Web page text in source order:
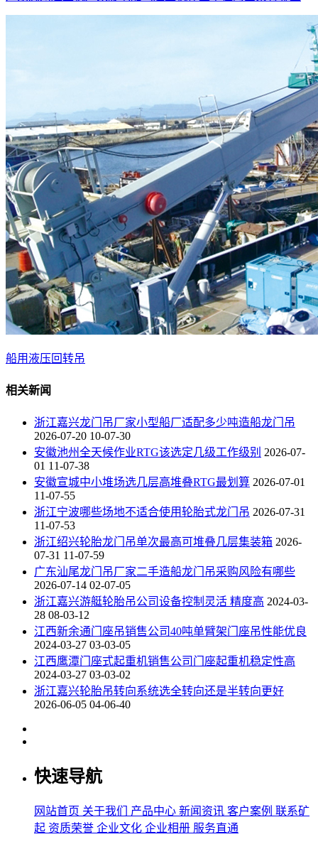
船用液压回转吊
相关新闻
浙江嘉兴龙门吊厂家小型船厂适配多少吨造船龙门吊
2026-07-20 10-07-30
安徽池州全天候作业RTG该选定几级工作级别 2026-07-
01 11-07-38
安徽宣城中小堆场选几层高堆叠RTG最划算 2026-07-01
11-07-55
浙江宁波哪些场地不适合使用轮胎式龙门吊 2026-07-31
11-07-53
浙江绍兴轮胎龙门吊单次最高可堆叠几层集装箱 2026-
07-31 11-07-59
广东汕尾龙门吊厂家二手造船龙门吊采购风险有哪些
2026-07-14 02-07-05
浙江嘉兴游艇轮胎吊公司设备控制灵活 精度高 2024-03-
28 08-03-12
江西新余通门座吊销售公司40吨单臂架门座吊性能优良
2024-03-27 03-03-05
江西鹰潭门座式起重机销售公司门座起重机稳定性高
2024-03-27 03-03-02
浙江嘉兴轮胎吊转向系统选全转向还是半转向更好
2026-06-05 04-06-40
快速导航
网站首页 关于我们 产品中心 新闻资讯 客户案例 联系矿
起 资质荣誉 企业文化 企业相册 服务直通